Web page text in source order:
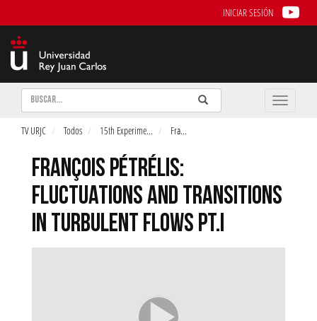
INICIAR SESIÓN
Buscar Enviar
Buscar
Toggle
TV URJC Todos 15th Experime... Fra...
FRANÇOIS PÉTRÉLIS:
FLUCTUATIONS AND TRANSITIONS
IN TURBULENT FLOWS PT.I